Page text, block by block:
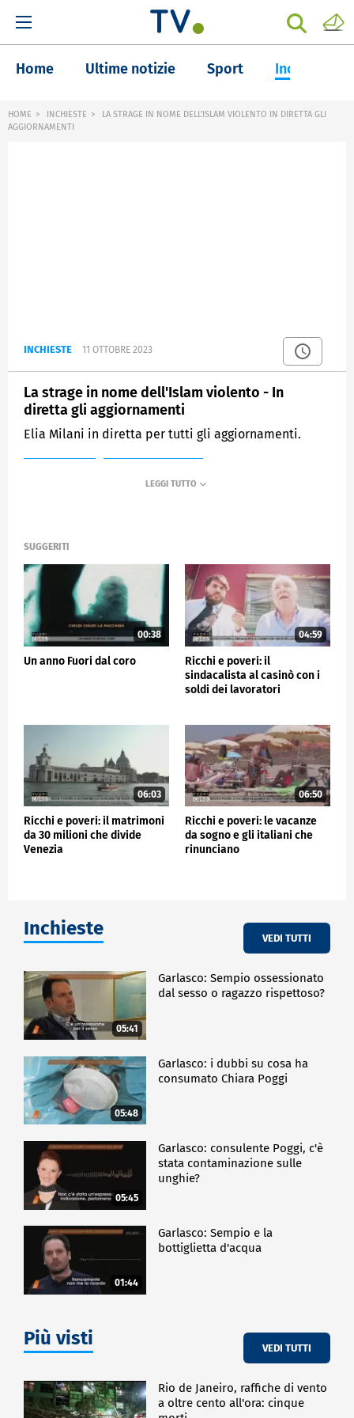
Home Ultime notizie Sport Inchieste
HOME INCHIESTE
LA STRAGE IN NOME DELL'ISLAM VIOLENTO IN DIRETTA GLI
AGGIORNAMENTI
INCHIESTE 11 OTTOBRE 2023
La strage in nome dell'Islam violento - In
diretta gli aggiornamenti
Elia Milani in diretta per tutti gli aggiornamenti.
SUGGERITI
00:38
Un anno Fuori dal coro
04:59
Ricchi e poveri: il
sindacalista al casinò con i
soldi dei lavoratori
06:03
Ricchi e poveri: il matrimoni
da 30 milioni che divide
Venezia
06:50
Ricchi e poveri: le vacanze
da sogno e gli italiani che
rinunciano
Inchieste VEDI TUTTI
05:41
Garlasco: Sempio ossessionato
dal sesso o ragazzo rispettoso?
05:48
Garlasco: i dubbi su cosa ha
consumato Chiara Poggi
05:45
Garlasco: consulente Poggi, c'è
stata contaminazione sulle
unghie?
01:44
Garlasco: Sempio e la
bottiglietta d'acqua
Più visti VEDI TUTTI
Rio de Janeiro, raffiche di vento
a oltre cento all'ora: cinque